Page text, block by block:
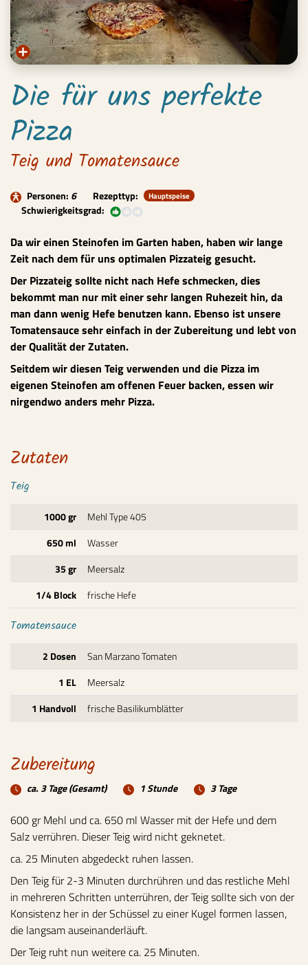
Die für uns perfekte
Pizza
Teig und Tomatensauce
Personen: 6 Rezepttyp: Hauptspeise
Schwierigkeitsgrad:
Gelegenheit
Da wir einen Steinofen im Garten haben, haben wir lange
Zeit nach dem für uns optimalen Pizzateig gesucht.
Der Pizzateig sollte nicht nach Hefe schmecken, dies
bekommt man nur mit einer sehr langen Ruhezeit hin, da
man dann wenig Hefe benutzen kann. Ebenso ist unsere
Tomatensauce sehr einfach in der Zubereitung und lebt von
der Qualität der Zutaten.
Seitdem wir diesen Teig verwenden und die Pizza im
eigenen Steinofen am offenen Feuer backen, essen wir
nirgendwo anders mehr Pizza.
Zutaten
Teig
1000 gr
Mehl Type 405
650 ml
Wasser
35 gr
Meersalz
1/4 Block
frische Hefe
To­ma­ten­sauce
2 Dosen
San Marzano Tomaten
1 EL
Meersalz
1 Handvoll
frische Basilikumblätter
Zubereitung
Zubereitungszeit:
ca. 3 Tage(Gesamt) Zubereitungszeit 1:
1 Stunde Zubereitungszeit 2:
3 Tage
600 gr Mehl und ca. 650 ml Wasser mit der Hefe und dem
Salz verrühren. Dieser Teig wird nicht geknetet.
ca. 25 Minuten abgedeckt ruhen lassen.
Den Teig für 2-3 Minuten durchrühren und das restliche Mehl
in mehreren Schritten unterrühren, der Teig sollte sich von der
Konsistenz her in der Schüssel zu einer Kugel formen lassen,
die langsam auseinanderläuft.
Der Teig ruht nun weitere ca. 25 Minuten.